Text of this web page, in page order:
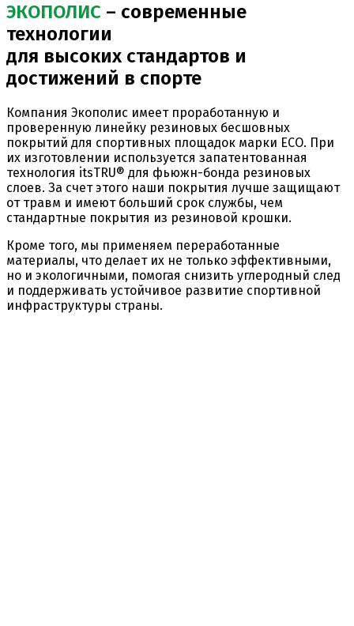
ЭКОПОЛИС – современные
технологии
для высоких стандартов и
достижений в спорте
Компания Экополис имеет проработанную и
проверенную линейку резиновых бесшовных
покрытий для спортивных площадок марки ECO. При
их изготовлении используется запатентованная
технология itsTRU® для фьюжн-бонда резиновых
слоев. За счет этого наши покрытия лучше защищают
от травм и имеют больший срок службы, чем
стандартные покрытия из резиновой крошки.
Кроме того, мы применяем переработанные
материалы, что делает их не только эффективными,
но и экологичными, помогая снизить углеродный след
и поддерживать устойчивое развитие спортивной
инфраструктуры страны.